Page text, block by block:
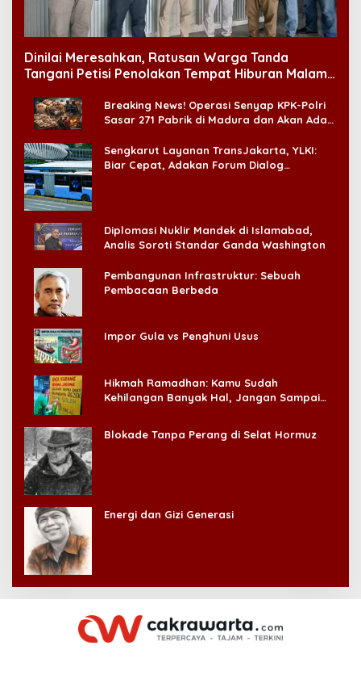
Dinilai Meresahkan, Ratusan Warga Tanda
Tangani Petisi Penolakan Tempat Hiburan Malam
Breaking News! Operasi Senyap KPK-Polri
Sasar 271 Pabrik di Madura dan Akan Ada
Sengkarut Layanan TransJakarta, YLKI:
Biar Cepat, Adakan Forum Dialog
Diplomasi Nuklir Mandek di Islamabad,
Analis Soroti Standar Ganda Washington
Pembangunan Infrastruktur: Sebuah
Pembacaan Berbeda
Impor Gula vs Penghuni Usus
Hikmah Ramadhan: Kamu Sudah
Kehilangan Banyak Hal, Jangan Sampai
Blokade Tanpa Perang di Selat Hormuz
Energi dan Gizi Generasi